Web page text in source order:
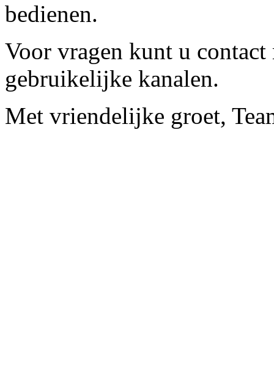
bedienen.
Voor vragen kunt u contact
gebruikelijke kanalen.
Met vriendelijke groet,